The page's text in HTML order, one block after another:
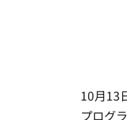
10月13
プログ